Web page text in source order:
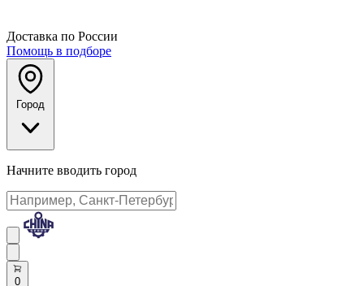
Доставка по России
Помощь в подборе
Город
Начните вводить город
0